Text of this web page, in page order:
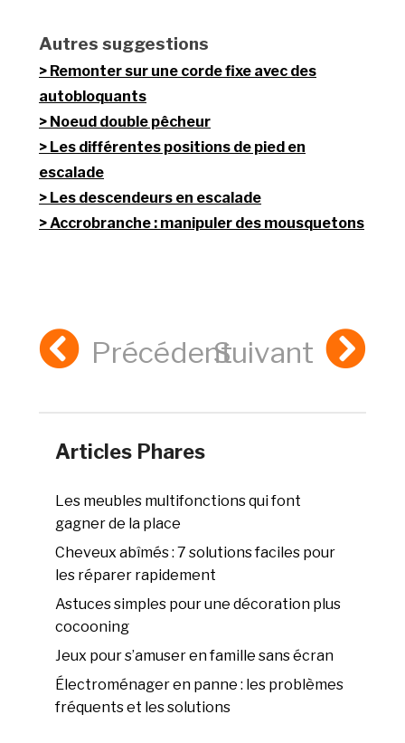
Autres suggestions
Remonter sur une corde fixe avec des
autobloquants
Noeud double pêcheur
Les différentes positions de pied en
escalade
Les descendeurs en escalade
Accrobranche : manipuler des mousquetons
PrécédentSuivant
Articles Phares
Les meubles multifonctions qui font
gagner de la place
Cheveux abîmés : 7 solutions faciles pour
les réparer rapidement
Astuces simples pour une décoration plus
cocooning
Jeux pour s’amuser en famille sans écran
Électroménager en panne : les problèmes
fréquents et les solutions